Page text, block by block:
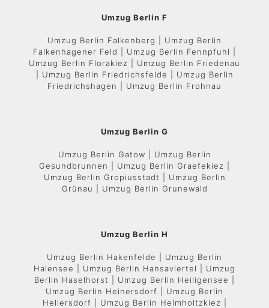
Umzug Berlin F
Umzug Berlin Falkenberg | Umzug Berlin
Falkenhagener Feld | Umzug Berlin Fennpfuhl |
Umzug Berlin Florakiez | Umzug Berlin Friedenau
| Umzug Berlin Friedrichsfelde | Umzug Berlin
Friedrichshagen | Umzug Berlin Frohnau
Umzug Berlin G
Umzug Berlin Gatow | Umzug Berlin
Gesundbrunnen | Umzug Berlin Graefekiez |
Umzug Berlin Gropiusstadt | Umzug Berlin
Grünau | Umzug Berlin Grunewald
Umzug Berlin H
Umzug Berlin Hakenfelde | Umzug Berlin
Halensee | Umzug Berlin Hansaviertel | Umzug
Berlin Haselhorst | Umzug Berlin Heiligensee |
Umzug Berlin Heinersdorf | Umzug Berlin
Hellersdorf | Umzug Berlin Helmholtzkiez |